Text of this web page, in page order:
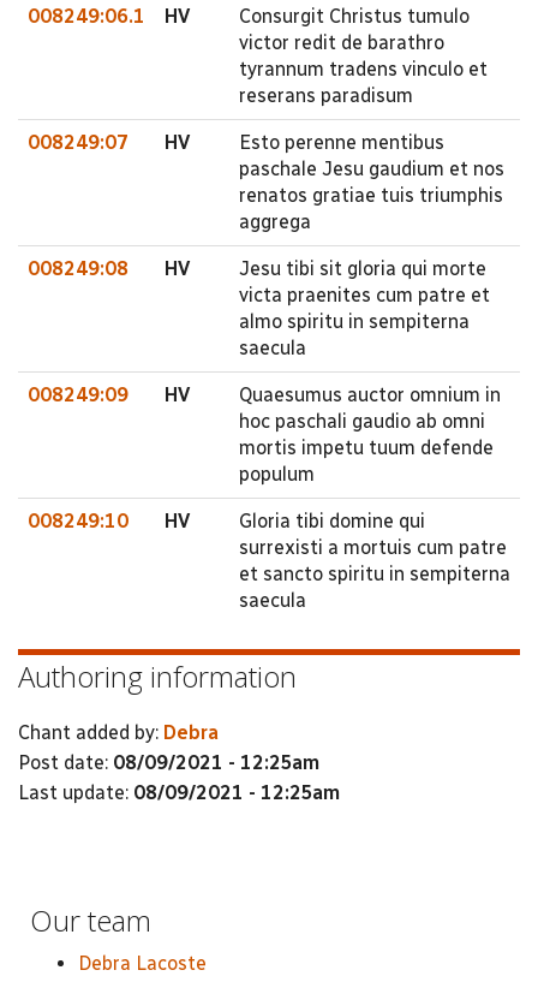
008249:06.1 HV
Consurgit Christus tumulo
victor redit de barathro
tyrannum tradens vinculo et
reserans paradisum
008249:07 HV
Esto perenne mentibus
paschale Jesu gaudium et nos
renatos gratiae tuis triumphis
aggrega
008249:08 HV
Jesu tibi sit gloria qui morte
victa praenites cum patre et
almo spiritu in sempiterna
saecula
008249:09 HV
Quaesumus auctor omnium in
hoc paschali gaudio ab omni
mortis impetu tuum defende
populum
008249:10 HV
Gloria tibi domine qui
surrexisti a mortuis cum patre
et sancto spiritu in sempiterna
saecula
Authoring information
Chant added by: Debra
Post date: 08/09/2021 - 12:25am
Last update: 08/09/2021 - 12:25am
Our team
Debra Lacoste